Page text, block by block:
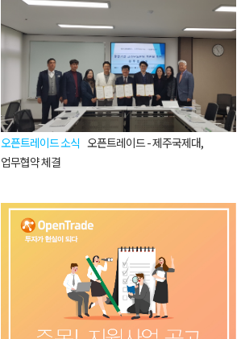
오픈트레이드 소식 오픈트레이드 - 제주국제대,
업무협약 체결